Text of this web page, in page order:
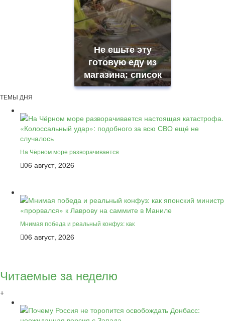
Не ешьте эту
готовую еду из
магазина: список
ТЕМЫ ДНЯ
На Чёрном море разворачивается
06 август, 2026
Мнимая победа и реальный конфуз: как
06 август, 2026
Читаемые за неделю
+